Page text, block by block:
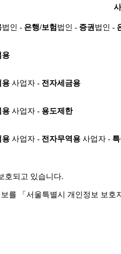
법인 - 은행/보험 법인 - 증권 법인 -
용
용 사업자 - 전자세금용
용 사업자 - 용도제한
용 사업자 - 전자무역용 사업자 -
호되고 있습니다.
를 「서울특별시 개인정보 보호